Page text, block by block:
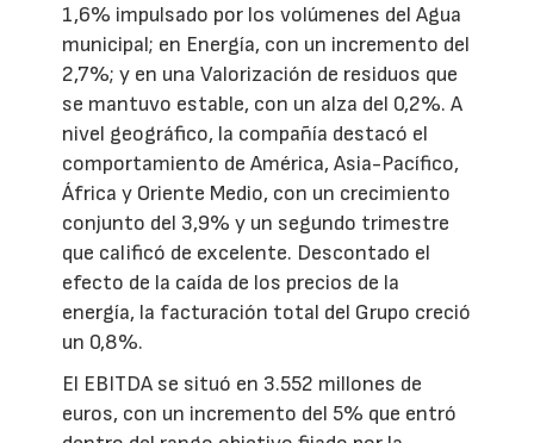
1,6% impulsado por los volúmenes del Agua
municipal; en Energía, con un incremento del
2,7%; y en una Valorización de residuos que
se mantuvo estable, con un alza del 0,2%. A
nivel geográfico, la compañía destacó el
comportamiento de América, Asia-Pacífico,
África y Oriente Medio, con un crecimiento
conjunto del 3,9% y un segundo trimestre
que calificó de excelente. Descontado el
efecto de la caída de los precios de la
energía, la facturación total del Grupo creció
un 0,8%.
El EBITDA se situó en 3.552 millones de
euros, con un incremento del 5% que entró